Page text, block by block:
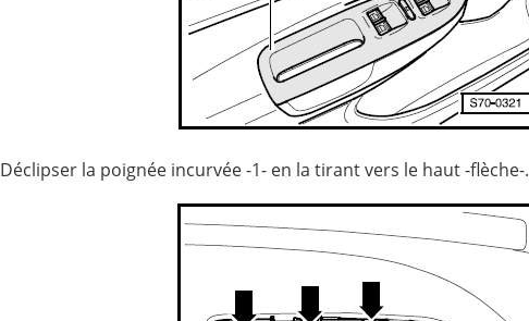
Déclipser la poignée incurvée -1- en la tirant vers le haut -flèche-.